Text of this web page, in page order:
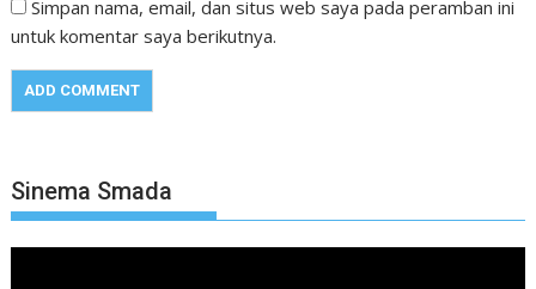
Simpan nama, email, dan situs web saya pada peramban ini
untuk komentar saya berikutnya.
Sinema Smada